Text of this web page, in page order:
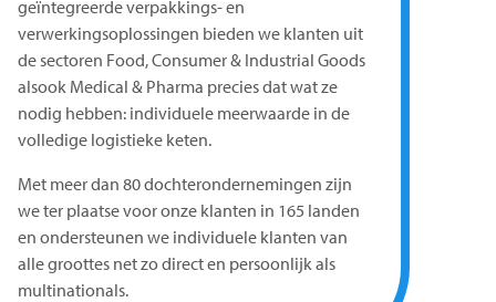
geïntegreerde verpakkings- en
verwerkingsoplossingen bieden we klanten uit
de sectoren Food, Consumer & Industrial Goods
alsook Medical & Pharma precies dat wat ze
nodig hebben: individuele meerwaarde in de
volledige logistieke keten.
Met meer dan 80 dochterondernemingen zijn
we ter plaatse voor onze klanten in 165 landen
en ondersteunen we individuele klanten van
alle groottes net zo direct en persoonlijk als
multinationals.